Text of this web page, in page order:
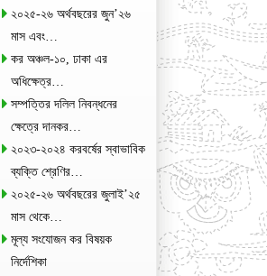
২০২৫-২৬ অর্থবছরের জুন’২৬
মাস এবং…
কর অঞ্চল-১০, ঢাকা এর
অধিক্ষেত্র…
সম্পত্তির দলিল নিবন্ধনের
ক্ষেত্রে দানকর…
২০২৩-২০২৪ করবর্ষের স্বাভাবিক
ব্যক্তি শ্রেণির…
২০২৫-২৬ অর্থবছরের জুলাই’২৫
মাস থেকে…
মূল্য সংযোজন কর বিষয়ক
নির্দেশিকা